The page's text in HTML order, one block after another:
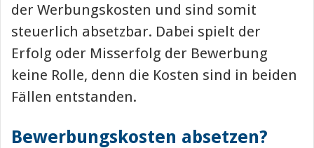
der Werbungskosten und sind somit
steuerlich absetzbar. Dabei spielt der
Erfolg oder Misserfolg der Bewerbung
keine Rolle, denn die Kosten sind in beiden
Fällen entstanden.
Bewerbungskosten absetzen?